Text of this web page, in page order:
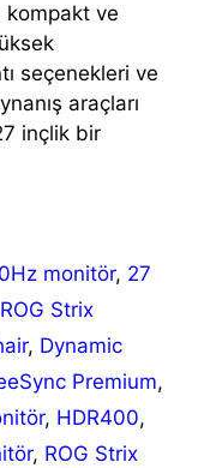
kompakt ve
seçenekleri ve
araçları
inçlik bir
monitör, 27
Strix
, Dynamic
Premium,
, HDR400,
, ROG Strix